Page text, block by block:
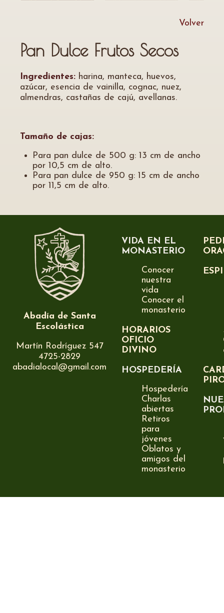
Volver
Pan Dulce Frutos Secos
Ingredientes: harina, manteca, huevos,
azúcar, esencia de vainilla, cognac, nuez,
almendras, castañas de cajú, avellanas.
Tamaño de cajas:
Para pan dulce de 500 g: 13 cm de ancho
por 10,5 cm de alto.
Para pan dulce de 950 g: 15 cm de ancho
por 11,5 cm de alto.
Abadía de Santa
Escolástica
Martín Rodríguez 547
4725-2829
abadialocal@gmail.com
VIDA EN EL
MONASTERIO
Conocer
nuestra
vida
Conocer el
monasterio
HORARIOS
OFICIO
DIVINO
HOSPEDERÍA
Hospedería
Charlas
abiertas
Retiros
para
jóvenes
Oblatos y
amigos del
monasterio